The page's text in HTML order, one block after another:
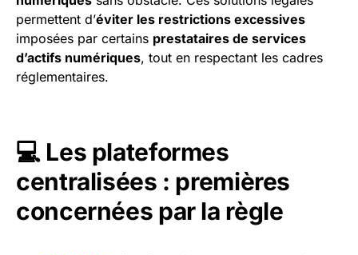
permettent d’éviter les restrictions excessives
imposées par certains prestataires de services
d’actifs numériques, tout en respectant les cadres
réglementaires.
💻 Les plateformes
centralisées : premières
concernées par la règle